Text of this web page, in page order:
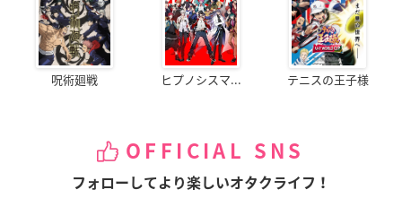
呪術廻戦 ヒプノシスマ... テニスの王子様
OFFICIAL SNS
フォローしてより楽しいオタクライフ！